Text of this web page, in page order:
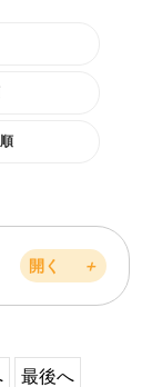
開く ＋
最後へ